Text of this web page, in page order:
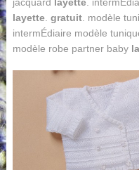
layette. gratuit. modèle
intermÉdiaire modèle
modèle robe partner baby